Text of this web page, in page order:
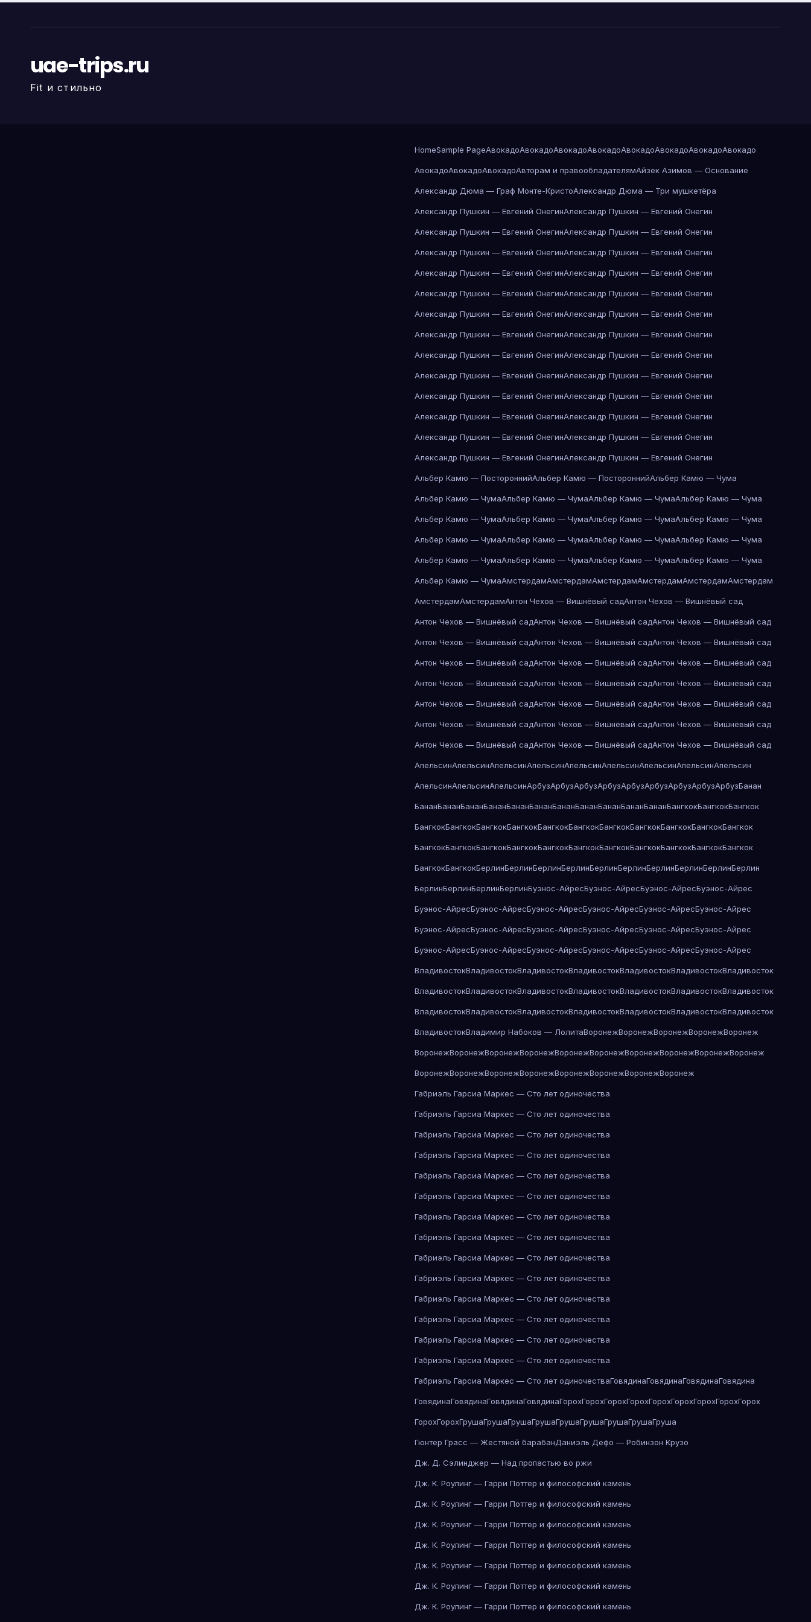
uae-trips.ru
Fit и стильно
HomeSample PageАвокадоАвокадоАвокадоАвокадоАвокадоАвокадоАвокадоАвокадо
АвокадоАвокадоАвокадоАвторам и правообладателямАйзек Азимов — Основание
Александр Дюма — Граф Монте-КристоАлександр Дюма — Три мушкетёра
Александр Пушкин — Евгений ОнегинАлександр Пушкин — Евгений Онегин
Александр Пушкин — Евгений ОнегинАлександр Пушкин — Евгений Онегин
Александр Пушкин — Евгений ОнегинАлександр Пушкин — Евгений Онегин
Александр Пушкин — Евгений ОнегинАлександр Пушкин — Евгений Онегин
Александр Пушкин — Евгений ОнегинАлександр Пушкин — Евгений Онегин
Александр Пушкин — Евгений ОнегинАлександр Пушкин — Евгений Онегин
Александр Пушкин — Евгений ОнегинАлександр Пушкин — Евгений Онегин
Александр Пушкин — Евгений ОнегинАлександр Пушкин — Евгений Онегин
Александр Пушкин — Евгений ОнегинАлександр Пушкин — Евгений Онегин
Александр Пушкин — Евгений ОнегинАлександр Пушкин — Евгений Онегин
Александр Пушкин — Евгений ОнегинАлександр Пушкин — Евгений Онегин
Александр Пушкин — Евгений ОнегинАлександр Пушкин — Евгений Онегин
Александр Пушкин — Евгений ОнегинАлександр Пушкин — Евгений Онегин
Альбер Камю — ПостороннийАльбер Камю — ПостороннийАльбер Камю — Чума
Альбер Камю — ЧумаАльбер Камю — ЧумаАльбер Камю — ЧумаАльбер Камю — Чума
Альбер Камю — ЧумаАльбер Камю — ЧумаАльбер Камю — ЧумаАльбер Камю — Чума
Альбер Камю — ЧумаАльбер Камю — ЧумаАльбер Камю — ЧумаАльбер Камю — Чума
Альбер Камю — ЧумаАльбер Камю — ЧумаАльбер Камю — ЧумаАльбер Камю — Чума
Альбер Камю — ЧумаАмстердамАмстердамАмстердамАмстердамАмстердамАмстердам
АмстердамАмстердамАнтон Чехов — Вишнёвый садАнтон Чехов — Вишнёвый сад
Антон Чехов — Вишнёвый садАнтон Чехов — Вишнёвый садАнтон Чехов — Вишнёвый сад
Антон Чехов — Вишнёвый садАнтон Чехов — Вишнёвый садАнтон Чехов — Вишнёвый сад
Антон Чехов — Вишнёвый садАнтон Чехов — Вишнёвый садАнтон Чехов — Вишнёвый сад
Антон Чехов — Вишнёвый садАнтон Чехов — Вишнёвый садАнтон Чехов — Вишнёвый сад
Антон Чехов — Вишнёвый садАнтон Чехов — Вишнёвый садАнтон Чехов — Вишнёвый сад
Антон Чехов — Вишнёвый садАнтон Чехов — Вишнёвый садАнтон Чехов — Вишнёвый сад
Антон Чехов — Вишнёвый садАнтон Чехов — Вишнёвый садАнтон Чехов — Вишнёвый сад
АпельсинАпельсинАпельсинАпельсинАпельсинАпельсинАпельсинАпельсинАпельсин
АпельсинАпельсинАпельсинАрбузАрбузАрбузАрбузАрбузАрбузАрбузАрбузАрбузБанан
БананБананБананБананБананБананБананБананБананБананБананБангкокБангкокБангкок
БангкокБангкокБангкокБангкокБангкокБангкокБангкокБангкокБангкокБангкокБангкок
БангкокБангкокБангкокБангкокБангкокБангкокБангкокБангкокБангкокБангкокБангкок
БангкокБангкокБерлинБерлинБерлинБерлинБерлинБерлинБерлинБерлинБерлинБерлин
БерлинБерлинБерлинБерлинБуэнос-АйресБуэнос-АйресБуэнос-АйресБуэнос-Айрес
Буэнос-АйресБуэнос-АйресБуэнос-АйресБуэнос-АйресБуэнос-АйресБуэнос-Айрес
Буэнос-АйресБуэнос-АйресБуэнос-АйресБуэнос-АйресБуэнос-АйресБуэнос-Айрес
Буэнос-АйресБуэнос-АйресБуэнос-АйресБуэнос-АйресБуэнос-АйресБуэнос-Айрес
ВладивостокВладивостокВладивостокВладивостокВладивостокВладивостокВладивосток
ВладивостокВладивостокВладивостокВладивостокВладивостокВладивостокВладивосток
ВладивостокВладивостокВладивостокВладивостокВладивостокВладивостокВладивосток
ВладивостокВладимир Набоков — ЛолитаВоронежВоронежВоронежВоронежВоронеж
ВоронежВоронежВоронежВоронежВоронежВоронежВоронежВоронежВоронежВоронеж
ВоронежВоронежВоронежВоронежВоронежВоронежВоронежВоронеж
Габриэль Гарсиа Маркес — Сто лет одиночества
Габриэль Гарсиа Маркес — Сто лет одиночества
Габриэль Гарсиа Маркес — Сто лет одиночества
Габриэль Гарсиа Маркес — Сто лет одиночества
Габриэль Гарсиа Маркес — Сто лет одиночества
Габриэль Гарсиа Маркес — Сто лет одиночества
Габриэль Гарсиа Маркес — Сто лет одиночества
Габриэль Гарсиа Маркес — Сто лет одиночества
Габриэль Гарсиа Маркес — Сто лет одиночества
Габриэль Гарсиа Маркес — Сто лет одиночества
Габриэль Гарсиа Маркес — Сто лет одиночества
Габриэль Гарсиа Маркес — Сто лет одиночества
Габриэль Гарсиа Маркес — Сто лет одиночества
Габриэль Гарсиа Маркес — Сто лет одиночества
Габриэль Гарсиа Маркес — Сто лет одиночестваГовядинаГовядинаГовядинаГовядина
ГовядинаГовядинаГовядинаГовядинаГорохГорохГорохГорохГорохГорохГорохГорохГорох
ГорохГорохГрушаГрушаГрушаГрушаГрушаГрушаГрушаГрушаГруша
Гюнтер Грасс — Жестяной барабанДаниэль Дефо — Робинзон Крузо
Дж. Д. Сэлинджер — Над пропастью во ржи
Дж. К. Роулинг — Гарри Поттер и философский камень
Дж. К. Роулинг — Гарри Поттер и философский камень
Дж. К. Роулинг — Гарри Поттер и философский камень
Дж. К. Роулинг — Гарри Поттер и философский камень
Дж. К. Роулинг — Гарри Поттер и философский камень
Дж. К. Роулинг — Гарри Поттер и философский камень
Дж. К. Роулинг — Гарри Поттер и философский камень